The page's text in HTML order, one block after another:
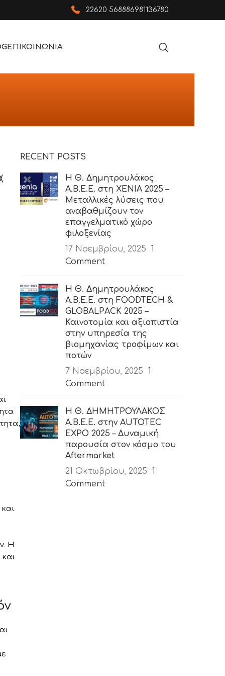
22620 568886981136780
ΕΠΙΚΟΙΝΩΝΙΑ
Η
RECENT POSTS
Η Θ. Δημητρουλάκος
Α.Β.Ε.Ε. στη XENIA 2025 –
Μεταλλικές λύσεις που
αναβαθμίζουν τον
επαγγελματικό χώρο
φιλοξενίας
17 Νοεμβρίου, 2025
1
Comment
Η Θ. Δημητρουλάκος
Α.Β.Ε.Ε. στη FOODTECH &
GLOBALPACK 2025 –
Καινοτομία και αξιοπιστία
στην υπηρεσία της
βιομηχανίας τροφίμων και
ποτών
7 Νοεμβρίου, 2025
1
Comment
Η Θ. ΔΗΜΗΤΡΟΥΛΑΚΟΣ
Α.Β.Ε.Ε. στην AUTOTEC
EXPO 2025 – Δυναμική
παρουσία στον κόσμο του
Aftermarket
21 Οκτωβρίου, 2025
1
Comment